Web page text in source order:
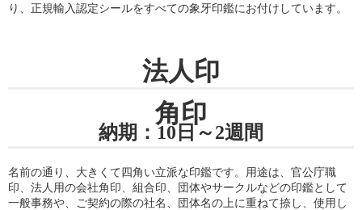
り
、正規輸入認定シールをすべての象牙印鑑にお付けしています。
法人印
角印
納期：10日～2週間
名前の通り、大きくて四角い立派な印鑑です。用途は、官公庁職
印、法人用の会社角印、組合印、団体やサークルなどの印鑑として
一般事務や、ご契約の際の社名、団体名の上に重ねて捺し、使用し